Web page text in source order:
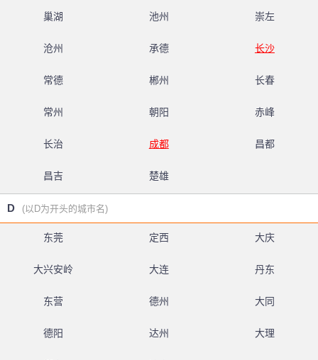
巢湖 池州 崇左
沧州 承德 长沙
常德 郴州 长春
常州 朝阳 赤峰
长治 成都 昌都
昌吉 楚雄
D (以D为开头的城市名)
东莞 定西 大庆
大兴安岭 大连 丹东
东营 德州 大同
德阳 达州 大理